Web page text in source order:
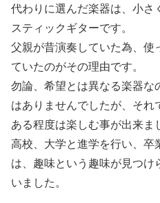
代わりに選んだ楽器は、小さ
スティックギターです。
父親が昔演奏していた為、使
ていたのがその理由です。
勿論、希望とは異なる楽器な
はありませんでしたが、そ
ある程度は楽しむ事が出来ま
高校、大学と進学を行い、卒
は、趣味という趣味が見つけ
いました。